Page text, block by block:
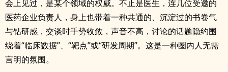
会上见过，是某个领域的权威。不止是医生，连几位受邀的
医药企业负责人，身上也带着一种共通的、沉淀过的书卷气
与钻研感，交谈时手势收敛，声音不高，讨论的话题隐约围
绕着“临床数据”、“靶点”或“研发周期”。这是一种圈内人无需
言明的氛围。